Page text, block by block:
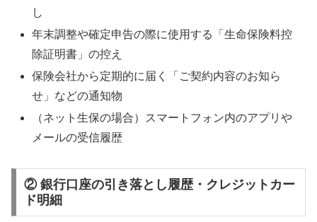
し
年末調整や確定申告の際に使用する「生命保険料控
除証明書」の控え
保険会社から定期的に届く「ご契約内容のお知ら
せ」などの通知物
（ネット生保の場合）スマートフォン内のアプリや
メールの受信履歴
② 銀行口座の引き落とし履歴・クレジットカー
ド明細